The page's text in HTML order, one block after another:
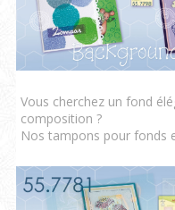
Vous cherchez un fond
composition ?
Nos tampons pour fonds